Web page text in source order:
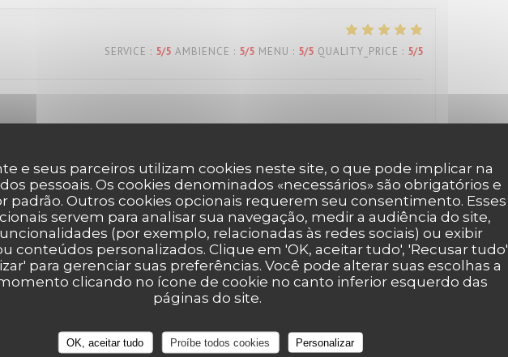
e seus parceiros utilizam cookies neste site, o que pode implicar na
pessoais. Os cookies denominados «necessários» são obrigatórios e
padrão. Outros cookies opcionais requerem seu consentimento. Esses
servem para analisar sua navegação, medir a audiência do site,
(por exemplo, relacionadas às redes sociais) ou exibir
conteúdos personalizados. Clique em 'OK, aceitar tudo', 'Recusar tudo'
para gerenciar suas preferências. Você pode alterar suas escolhas a
clicando no ícone de cookie no canto inferior esquerdo das
páginas do site.
OK, aceitar tudo Proíbe todos cookies Personalizar
SERVICE : 5/5 AMBIENCE : 5/5 MENU : 5/5 QUALITY_PRICE : 5/5
SERVICE: 5/5 AMBIENCE: 5/5 MENU: 5/5 QUALITY_PRICE: 5/5
SERVICE: 5/5 AMBIENCE: 5 /5 MENU : 5 /5 QUALITY_PRICE : 5 /5
service agréable… tout est parfait!